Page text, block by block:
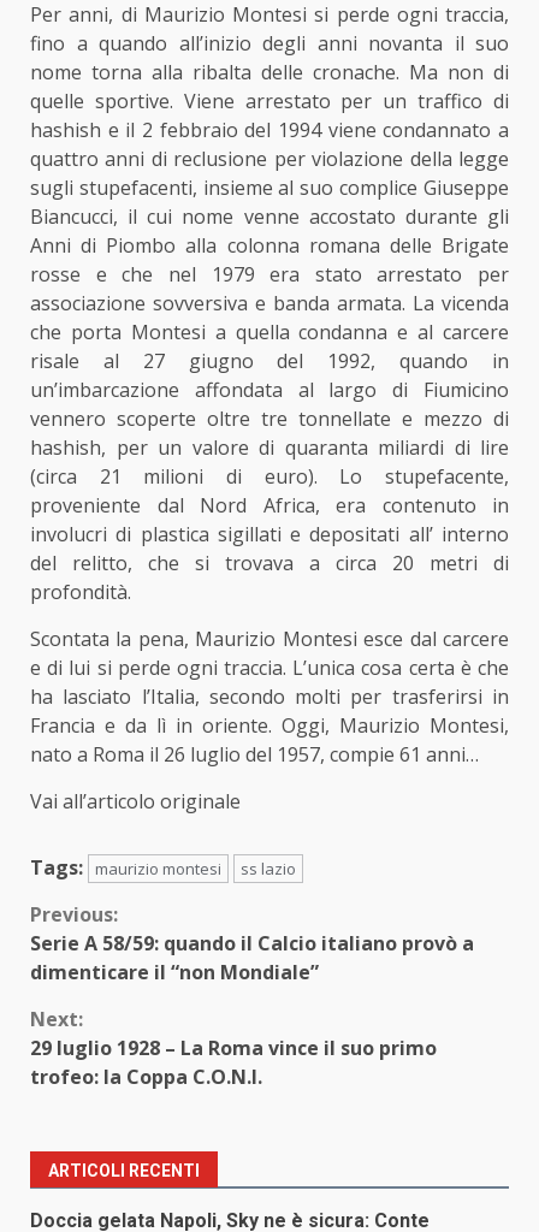
Per anni, di Maurizio Montesi si perde ogni traccia,
fino a quando all’inizio degli anni novanta il suo
nome torna alla ribalta delle cronache. Ma non di
quelle sportive. Viene arrestato per un traffico di
hashish e il 2 febbraio del 1994 viene condannato a
quattro anni di reclusione per violazione della legge
sugli stupefacenti, insieme al suo complice Giuseppe
Biancucci, il cui nome venne accostato durante gli
Anni di Piombo alla colonna romana delle Brigate
rosse e che nel 1979 era stato arrestato per
associazione sovversiva e banda armata. La vicenda
che porta Montesi a quella condanna e al carcere
risale al 27 giugno del 1992, quando in
un’imbarcazione affondata al largo di Fiumicino
vennero scoperte oltre tre tonnellate e mezzo di
hashish, per un valore di quaranta miliardi di lire
(circa 21 milioni di euro). Lo stupefacente,
proveniente dal Nord Africa, era contenuto in
involucri di plastica sigillati e depositati all’ interno
del relitto, che si trovava a circa 20 metri di
profondità.
Scontata la pena, Maurizio Montesi esce dal carcere
e di lui si perde ogni traccia. L’unica cosa certa è che
ha lasciato l’Italia, secondo molti per trasferirsi in
Francia e da lì in oriente. Oggi, Maurizio Montesi,
nato a Roma il 26 luglio del 1957, compie 61 anni…
Vai all’articolo originale
Tags: maurizio montesi ss lazio
Continue
Reading
Previous:
Serie A 58/59: quando il Calcio italiano provò a
dimenticare il “non Mondiale”
Next:
29 luglio 1928 – La Roma vince il suo primo
trofeo: la Coppa C.O.N.I.
ARTICOLI RECENTI
Doccia gelata Napoli, Sky ne è sicura: Conte